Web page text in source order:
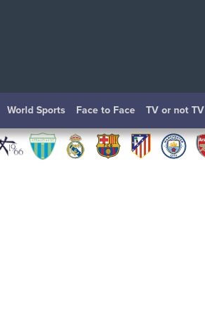
World Sports Face to Face TV or not TV